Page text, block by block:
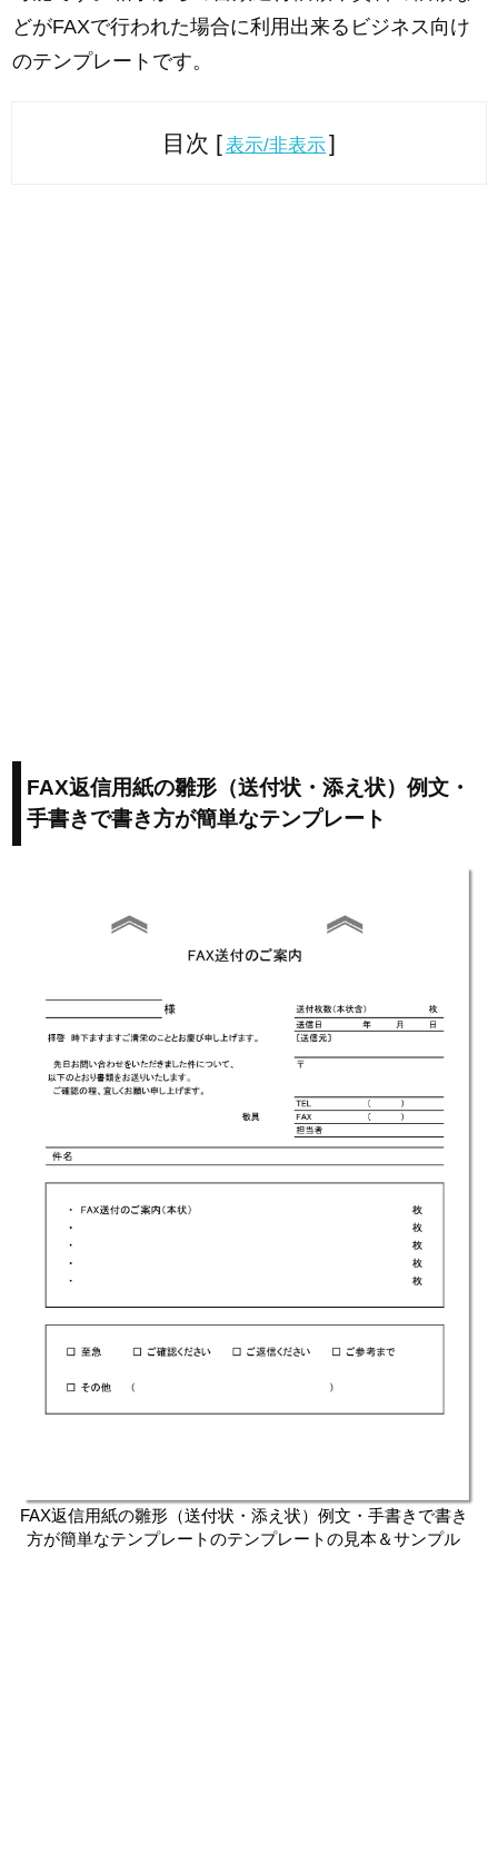
どがFAXで行われた場合に利用出来るビジネス向け
のテンプレートです。
目次 [表示/非表示]
FAX返信用紙の雛形（送付状・添え状）例文・
手書きで書き方が簡単なテンプレート
FAX返信用紙の雛形（送付状・添え状）例文・手書きで書き
方が簡単なテンプレートのテンプレートの見本＆サンプル